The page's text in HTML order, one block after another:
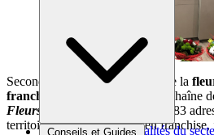
Brèves et actus Actualités du
Conseils et Guides
Second poids lourd du secteur de la
franchise
dans l’Hexagone : la chaîne
Fleurs
, avec, à fin février 2023, 83
territoire. Pour la rejoindre en franchise,